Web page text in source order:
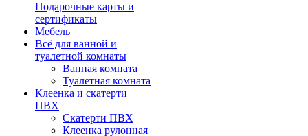
Подарочные карты и
сертификаты
Мебель
Всё для ванной и
туалетной комнаты
Ванная комната
Туалетная комната
Клеенка и скатерти
ПВХ
Скатерти ПВХ
Клеенка рулонная